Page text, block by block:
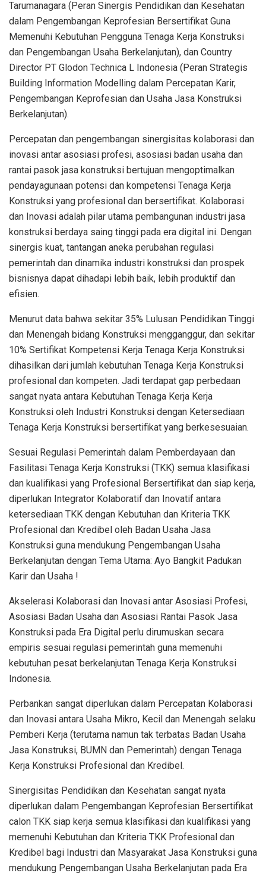
Tarumanagara (Peran Sinergis Pendidikan dan Kesehatan
dalam Pengembangan Keprofesian Bersertifikat Guna
Memenuhi Kebutuhan Pengguna Tenaga Kerja Konstruksi
dan Pengembangan Usaha Berkelanjutan), dan Country
Director PT Glodon Technica L Indonesia (Peran Strategis
Building Information Modelling dalam Percepatan Karir,
Pengembangan Keprofesian dan Usaha Jasa Konstruksi
Berkelanjutan).
Percepatan dan pengembangan sinergisitas kolaborasi dan
inovasi antar asosiasi profesi, asosiasi badan usaha dan
rantai pasok jasa konstruksi bertujuan mengoptimalkan
pendayagunaan potensi dan kompetensi Tenaga Kerja
Konstruksi yang profesional dan bersertifikat. Kolaborasi
dan Inovasi adalah pilar utama pembangunan industri jasa
konstruksi berdaya saing tinggi pada era digital ini. Dengan
sinergis kuat, tantangan aneka perubahan regulasi
pemerintah dan dinamika industri konstruksi dan prospek
bisnisnya dapat dihadapi lebih baik, lebih produktif dan
efisien.
Menurut data bahwa sekitar 35% Lulusan Pendidikan Tinggi
dan Menengah bidang Konstruksi mengganggur, dan sekitar
10% Sertifikat Kompetensi Kerja Tenaga Kerja Konstruksi
dihasilkan dari jumlah kebutuhan Tenaga Kerja Konstruksi
profesional dan kompeten. Jadi terdapat gap perbedaan
sangat nyata antara Kebutuhan Tenaga Kerja Kerja
Konstruksi oleh Industri Konstruksi dengan Ketersediaan
Tenaga Kerja Konstruksi bersertifikat yang berkesesuaian.
Sesuai Regulasi Pemerintah dalam Pemberdayaan dan
Fasilitasi Tenaga Kerja Konstruksi (TKK) semua klasifikasi
dan kualifikasi yang Profesional Bersertifikat dan siap kerja,
diperlukan Integrator Kolaboratif dan Inovatif antara
ketersediaan TKK dengan Kebutuhan dan Kriteria TKK
Profesional dan Kredibel oleh Badan Usaha Jasa
Konstruksi guna mendukung Pengembangan Usaha
Berkelanjutan dengan Tema Utama: Ayo Bangkit Padukan
Karir dan Usaha !
Akselerasi Kolaborasi dan Inovasi antar Asosiasi Profesi,
Asosiasi Badan Usaha dan Asosiasi Rantai Pasok Jasa
Konstruksi pada Era Digital perlu dirumuskan secara
empiris sesuai regulasi pemerintah guna memenuhi
kebutuhan pesat berkelanjutan Tenaga Kerja Konstruksi
Indonesia.
Perbankan sangat diperlukan dalam Percepatan Kolaborasi
dan Inovasi antara Usaha Mikro, Kecil dan Menengah selaku
Pemberi Kerja (terutama namun tak terbatas Badan Usaha
Jasa Konstruksi, BUMN dan Pemerintah) dengan Tenaga
Kerja Konstruksi Profesional dan Kredibel.
Sinergisitas Pendidikan dan Kesehatan sangat nyata
diperlukan dalam Pengembangan Keprofesian Bersertifikat
calon TKK siap kerja semua klasifikasi dan kualifikasi yang
memenuhi Kebutuhan dan Kriteria TKK Profesional dan
Kredibel bagi Industri dan Masyarakat Jasa Konstruksi guna
mendukung Pengembangan Usaha Berkelanjutan pada Era